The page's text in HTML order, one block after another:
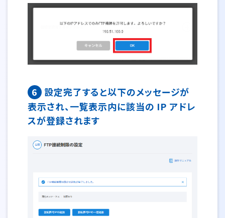
6
設定完了すると以下のメッセージが
表示され、一覧表示内に該当の IP アドレ
スが登録されます